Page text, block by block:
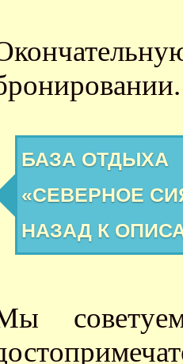
БАЗА ОТДЫХА
«СЕВЕРНОЕ
НАЗАД К